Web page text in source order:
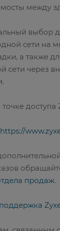
мосты между
выбор
сети на
а также
сети через
доступа
https://
продаж.